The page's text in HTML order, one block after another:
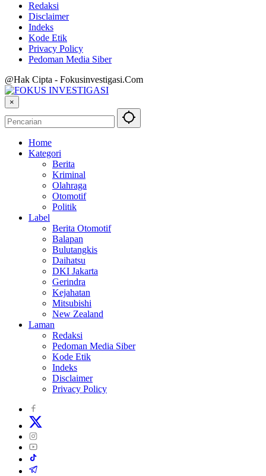
Redaksi
Disclaimer
Indeks
Kode Etik
Privacy Policy
Pedoman Media Siber
@Hak Cipta - Fokusinvestigasi.Com
×
Home
Kategori
Berita
Kriminal
Olahraga
Otomotif
Politik
Label
Berita Otomotif
Balapan
Bulutangkis
Daihatsu
DKI Jakarta
Gerindra
Kejahatan
Mitsubishi
New Zealand
Laman
Redaksi
Pedoman Media Siber
Kode Etik
Indeks
Disclaimer
Privacy Policy